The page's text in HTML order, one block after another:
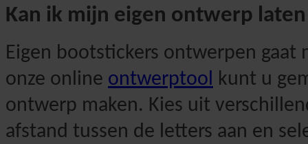
Kan ik mijn eigen ontwerp
Eigen bootstickers ontwerpen gaat
onze online ontwerptool kunt u
ontwerp maken. Kies uit
afstand tussen de letters aan en